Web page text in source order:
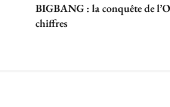
BIGBANG : la conquête de
chiffres